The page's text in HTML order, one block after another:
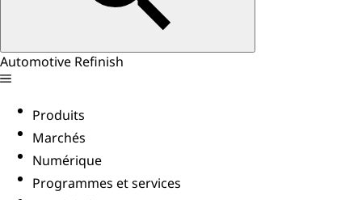
Automotive Refinish
Produits
Marchés
Numérique
Programmes et services